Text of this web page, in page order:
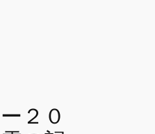
２０